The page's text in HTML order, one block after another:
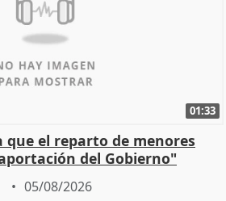
01:33
el reparto de menores
del Gobierno"
05/08/2026